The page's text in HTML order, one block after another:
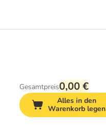
Gesamtpreis0,00 €
Alles in den
Warenkorb legen